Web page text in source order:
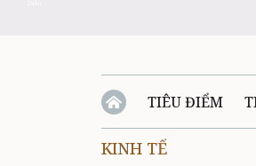
TIÊU ĐIỂM
QUỐC PHÒNG - AN
KINH TẾ